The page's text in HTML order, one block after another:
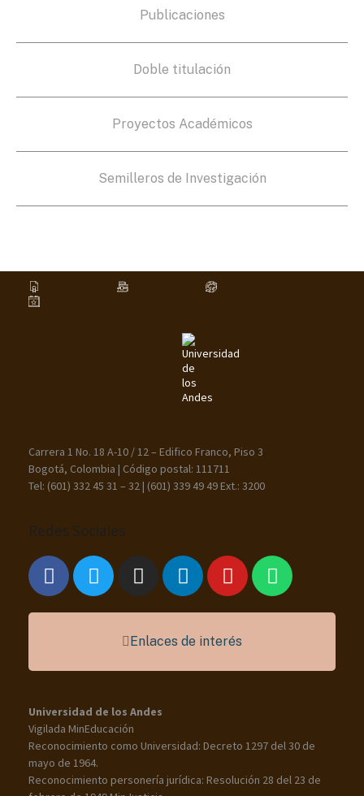
Publicaciones
Doble titulación
Proyectos Académicos
Semilleros de Investigación
Carrera 1 No. 18 A-10 / 12 – Edifico Franco, Piso 3
Bogotá, Colombia | Código postal: 111711
Tel: (601) 332 45 31 – 32 | (601) 339 49 49 Ext.: 3200
Redes Sociales
Enlaces de interés
Universidad de los Andes
Vigilada MinEducación
Reconocimiento como Universidad: Decreto 1297 del 30 de
mayo de 1964.
Reconocimiento personería jurídica: Resolución 28 del 23 de